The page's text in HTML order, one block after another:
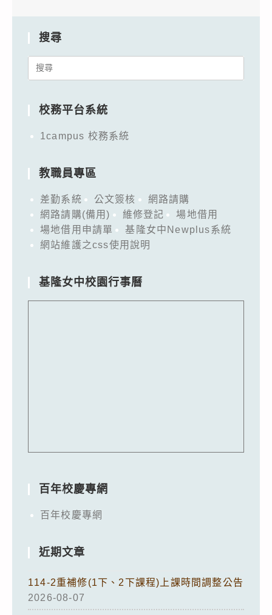
搜尋
Search
校務平台系統
1campus 校務系統
教職員專區
差勤系統 公文簽核
網路請購
網路請購(備用)
維修登記
場地借用
場地借用申請單
基隆女中Newplus系統
網站維護之css使用說明
基隆女中校園行事曆
百年校慶專網
百年校慶專網
近期文章
114-2重補修(1下、2下課程)上課時間調整公告
2026-08-07